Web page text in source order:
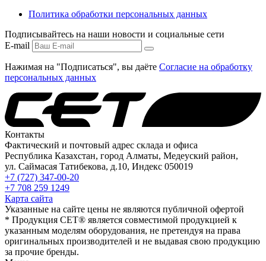
Политика обработки персональных данных
Подписывайтесь на наши новости и социальные сети
E-mail
Нажимая на "Подписаться", вы даёте Согласие на обработку
персональных данных
Контакты
Фактический и почтовый адрес склада и офиса
Республика Казахстан, город Алматы, Медеуский район,
ул. Саймасая Татибекова, д.10, Индекс 050019
+7 (727) 347-00-20
+7 708 259 1249
Карта сайта
Указанные на сайте цены не являются публичной офертой
* Продукция СЕТ® является совместимой продукцией к
указанным моделям оборудования, не претендуя на права
оригинальных производителей и не выдавая свою продукцию
за прочие бренды.